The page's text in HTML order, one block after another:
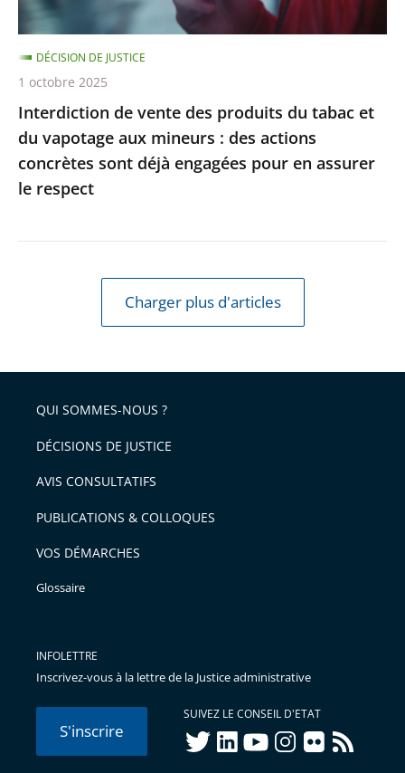
du
vapotage
aux
mineurs
:
des
actions
concrètes
le
Interdiction de vente des produits du tabac et
du vapotage aux mineurs : des actions
concrètes sont déjà engagées pour en assurer
le respect
DÉCISION DE JUSTICE
1 octobre 2025
Charger plus d'articles
QUI SOMMES-NOUS ?
DÉCISIONS DE JUSTICE
AVIS CONSULTATIFS
PUBLICATIONS & COLLOQUES
VOS DÉMARCHES
Glossaire
INFOLETTRE
Inscrivez-vous à la lettre de la Justice administrative
S'inscrire
SUIVEZ LE CONSEIL D'ETAT
twitterlinkedInyoutubeinstagram
flickr rss